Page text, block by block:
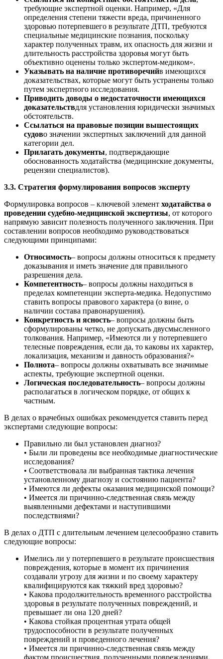
требующие экспертной оценки. Например, «Для
определения степени тяжести вреда, причиненного
здоровью потерпевшего в результате ДТП, требуются
специальные медицинские познания, поскольку
характер полученных травм, их опасность для жизни и
длительность расстройства здоровья могут быть
объективно оценены только экспертом-медиком».
Указывать на наличие противоречийв имеющихся
доказательствах, которые могут быть устранены только
путем экспертного исследования.
Приводить доводы о недостаточности имеющихся
доказательствдля установления юридически значимых
обстоятельств.
Ссылаться на правовые позиции вышестоящих
судово значении экспертных заключений для данной
категории дел.
Прилагать документы, подтверждающие
обоснованность ходатайства (медицинские документы,
рецензии специалистов).
3.3. Стратегия формулирования вопросов эксперту
Формулировка вопросов – ключевой элемент ходатайства о
проведении судебно-медицинской экспертизы, от которого
напрямую зависит полезность полученного заключения. При
составлении вопросов необходимо руководствоваться
следующими принципами:
Относимость– вопросы должны относиться к предмету
доказывания и иметь значение для правильного
разрешения дела.
Компетентность– вопросы должны находиться в
пределах компетенции эксперта-медика. Недопустимо
ставить вопросы правового характера (о вине, о
наличии состава правонарушения).
Конкретность и ясность– вопросы должны быть
сформулированы четко, не допускать двусмысленного
толкования. Например, «Имеются ли у потерпевшего
телесные повреждения, если да, то каковы их характер,
локализация, механизм и давность образования?»
Полнота– вопросы должны охватывать все значимые
аспекты, требующие экспертной оценки.
Логическая последовательность– вопросы должны
располагаться в логическом порядке, от общих к
частным.
В делах о врачебных ошибках рекомендуется ставить перед
экспертами следующие вопросы:
Правильно ли был установлен диагноз?
• Были ли проведены все необходимые диагностические
исследования?
• Соответствовала ли выбранная тактика лечения
установленному диагнозу и состоянию пациента?
• Имеются ли дефекты оказания медицинской помощи?
• Имеется ли причинно-следственная связь между
выявленными дефектами и наступившими
последствиями?
В делах о ДТП с длительным лечением целесообразно ставить
следующие вопросы:
Имелись ли у потерпевшего в результате происшествия
повреждения, которые в момент их причинения
создавали угрозу для жизни и по своему характеру
квалифицируются как тяжкий вред здоровью?
• Какова продолжительность временного расстройства
здоровья в результате полученных повреждений, и
превышает ли она 120 дней?
• Какова стойкая процентная утрата общей
трудоспособности в результате полученных
повреждений и проведенного лечения?
• Имеется ли причинно-следственная связь между
фактом происшествия, полученными повреждениями,